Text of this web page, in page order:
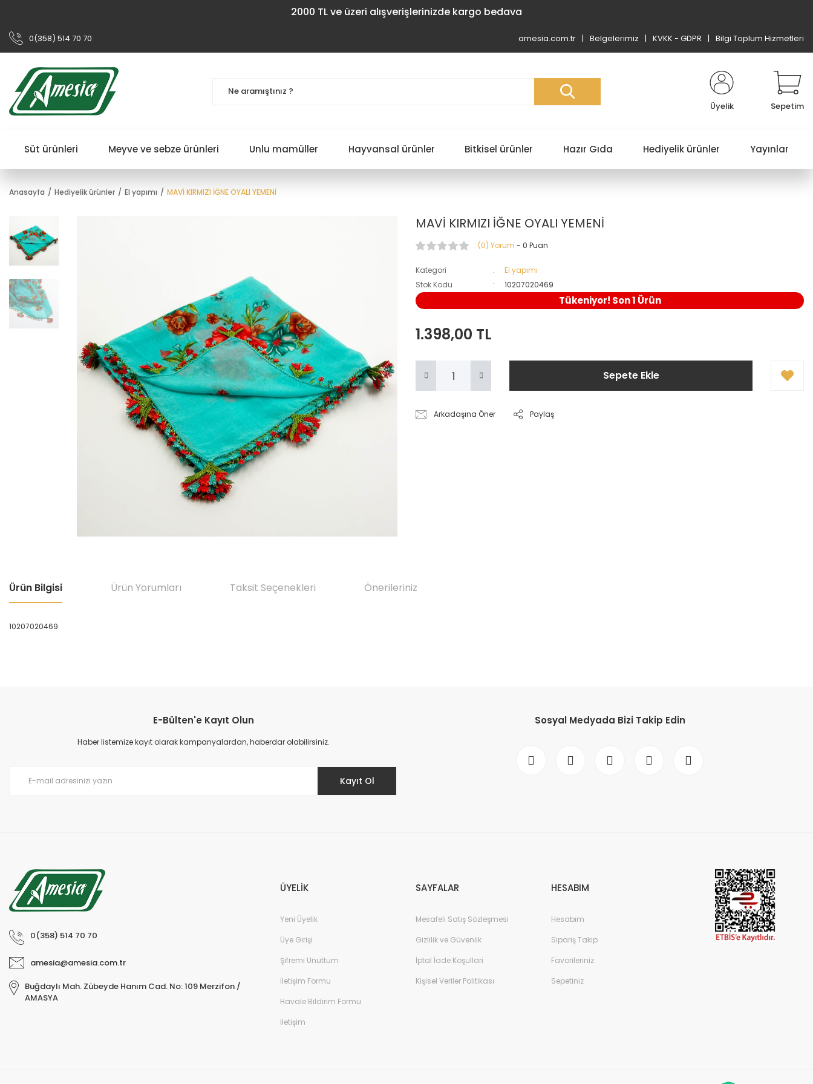
2000 TL ve üzeri alışverişlerinizde kargo bedava
0(358) 514 70 70 amesia.com.tr Belgelerimiz KVKK - GDPR Bilgi Toplum Hizmetleri
Üyelik Sepetim
Süt ürünleri Meyve ve sebze ürünleri Unlu mamüller Hayvansal ürünler Bitkisel ürünler Hazır Gıda Hediyelik ürünler Yayınlar
Anasayfa Hediyelik ürünler El yapımı MAVİ KIRMIZI İĞNE OYALI YEMENİ
MAVİ KIRMIZI İĞNE OYALI YEMENİ
(0) Yorum - 0 Puan
Kategori
El yapımı
Stok Kodu
10207020469
Tükeniyor! Son 1 Ürün
1.398,00 TL
Sepete Ekle
Arkadaşına Öner Paylaş
Ürün Bilgisi Ürün Yorumları Taksit Seçenekleri Önerileriniz
10207020469
Ürün resmi kalitesiz, bozuk veya görüntülenemiyor.
Ürün açıklamasında eksik bilgiler bulunuyor.
E-Bülten'e Kayıt Olun
Haber listemize kayıt olarak kampanyalardan, haberdar olabilirsiniz.
Kayıt Ol
Sosyal Medyada Bizi Takip Edin
0(358) 514 70 70
amesia@amesia.com.tr
Buğdaylı Mah. Zübeyde Hanım Cad. No: 109 Merzifon /
AMASYA
ÜYELİK
Yeni Üyelik
Üye Girişi
Şifremi Unuttum
İletişim Formu
Havale Bildirim Formu
İletişim
SAYFALAR
Mesafeli Satış Sözleşmesi
Gizlilik ve Güvenlik
İptal İade Koşullari
Kişisel Veriler Politikası
HESABIM
Hesabım
Sipariş Takip
Favorileriniz
Sepetiniz